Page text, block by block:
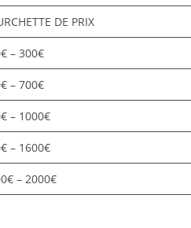
DE PRIX
– 300€
– 700€
– 1000€
– 1600€
– 2000€